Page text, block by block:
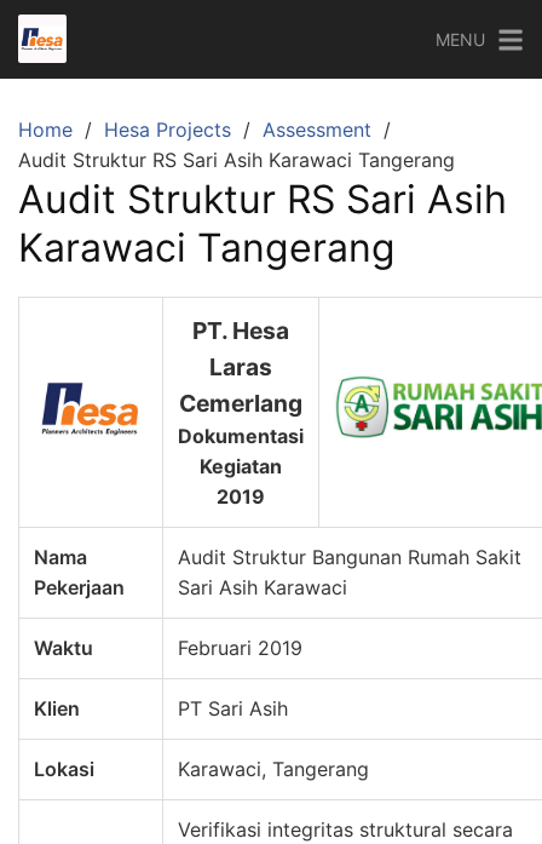
Skip
content
MENU
Home Hesa Projects
Assessment
Audit Struktur RS Sari Asih Karawaci Tangerang
Audit Struktur RS Sari Asih
Karawaci Tangerang
PT. Hesa
Laras
Cemerlang
Dokumentasi
Kegiatan
2019
Nama
Pekerjaan
Audit Struktur Bangunan Rumah Sakit
Sari Asih Karawaci
Waktu Februari 2019
Klien PT Sari Asih
Lokasi Karawaci, Tangerang
Verifikasi integritas struktural secara